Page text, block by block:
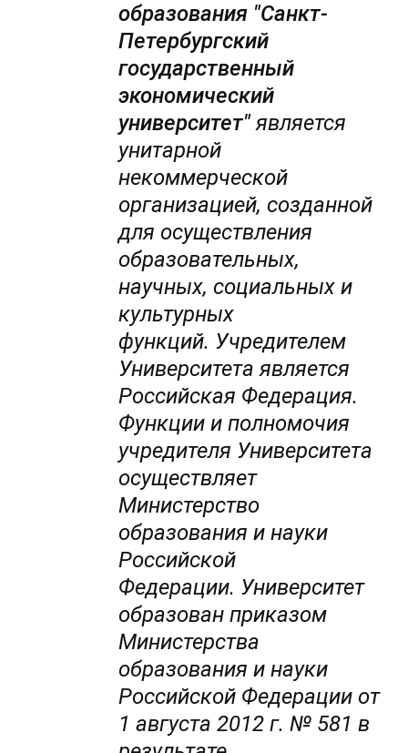
образования "Санкт-
Петербургский
государственный
экономический
университет"является
унитарной
некоммерческой
организацией, созданной
для осуществления
образовательных,
научных, социальных и
культурных
функций. Учредителем
Университета является
Российская Федерация.
Функции и полномочия
учредителя Университета
осуществляет
Министерство
образования и науки
Российской
Федерации. Университет
образован приказом
Министерства
образования и науки
Российской Федерации от
1 августа 2012 г. № 581 в